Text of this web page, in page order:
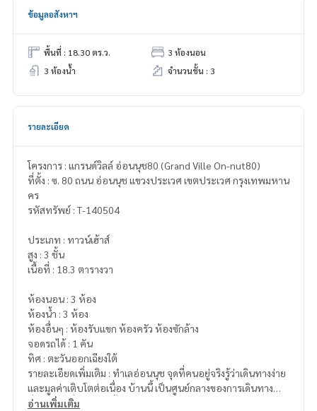
ข้อมูลอสังหาฯ
พื้นที่ : 18.30 ตร.ว.
3 ห้องนอน
3 ห้องน้ำ
จำนวนชั้น : 3
รายละเอียด
โครงการ : แกรนด์วิลล์ อ่อนนุช80 (Grand Ville On-nut80)
ที่ตั้ง : ซ. 80 ถนน อ่อนนุช แขวงประเวศ เขตประเวศ กรุงเทพมหาน
คร
รหัสทรัพย์ : T-140504
ประเภท : ทาวน์เฮ้าส์
สูง : 3 ชั้น
เนื้อที่ : 18.3 ตารางวา
ห้องนอน : 3 ห้อง
ห้องน้ำ : 3 ห้อง
ห้องอื่นๆ : ห้องรับแขก ห้องครัว ห้องซักล้าง
จอดรถได้ : 1 คัน
ทิศ : ตะวันออกเฉียงใต้
รายละเอียดเพิ่มเติม : ทำเลอ่อนนุช จุดที่คนอยู่จริงรู้ว่าเดินทางง่าย
และมูลค่าเติบโตต่อเนื่อง บ้านนึ้ เป็นศูนย์กลางของการเดินทาง
ที่สามารถเชื่อมต่อได้ทั้ง “เมือง-สนามบิน-โซนธุรกิจ” แบบครบวงจ
อ่านเพิ่มเติม